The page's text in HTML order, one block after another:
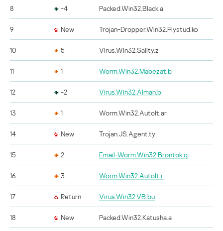
8 -4 Packed.Win32.Black.a
9 New Trojan-Dropper.Win32.Flystud.ko
10 5 Virus.Win32.Sality.z
11 1 Worm.Win32.Mabezat.b
12 -2 Virus.Win32.Alman.b
13 1 Worm.Win32.AutoIt.ar
14 New Trojan.JS.Agent.ty
15 2 Email-Worm.Win32.Brontok.q
16 3 Worm.Win32.AutoIt.i
17 Return Virus.Win32.VB.bu
18 New Packed.Win32.Katusha.a